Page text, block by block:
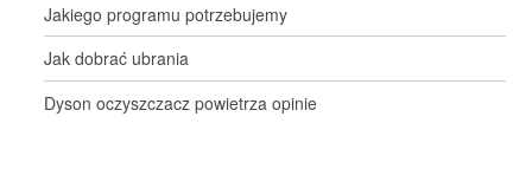
Jakiego programu potrzebujemy
Jak dobrać ubrania
Dyson oczyszczacz powietrza opinie